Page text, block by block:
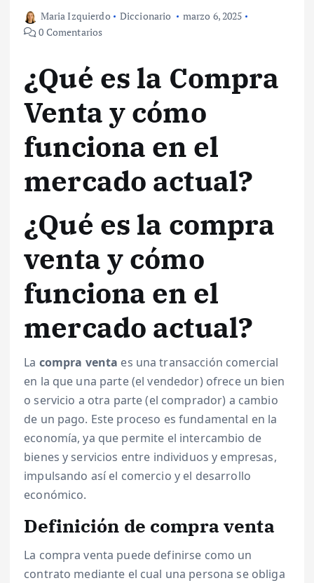
Maria Izquierdo Diccionario
marzo 6, 2025
0 Comentarios
¿Qué es la Compra
Venta y cómo
funciona en el
mercado actual?
¿Qué es la compra
venta y cómo
funciona en el
mercado actual?
La compra venta es una transacción comercial
en la que una parte (el vendedor) ofrece un bien
o servicio a otra parte (el comprador) a cambio
de un pago. Este proceso es fundamental en la
economía, ya que permite el intercambio de
bienes y servicios entre individuos y empresas,
impulsando así el comercio y el desarrollo
económico.
Definición de compra venta
La compra venta puede definirse como un
contrato mediante el cual una persona se obliga